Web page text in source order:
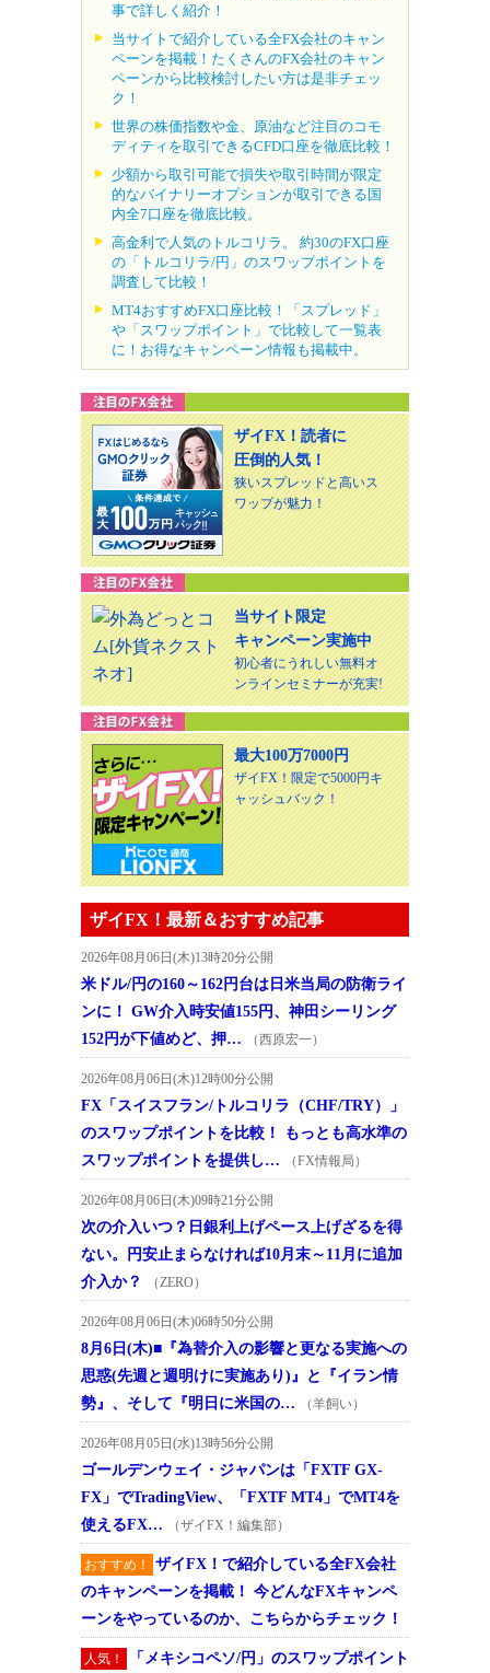
事で詳しく紹介！
当サイトで紹介している全FX会社のキャン
ペーンを掲載！たくさんのFX会社のキャン
ペーンから比較検討したい方は是非チェッ
ク！
世界の株価指数や金、原油など注目のコモ
ディティを取引できるCFD口座を徹底比較！
少額から取引可能で損失や取引時間が限定
的なバイナリーオプションが取引できる国
内全7口座を徹底比較。
高金利で人気のトルコリラ。 約30のFX口座
の「トルコリラ/円」のスワップポイントを
調査して比較！
MT4おすすめFX口座比較！「スプレッド」
や「スワップポイント」で比較して一覧表
に！お得なキャンペーン情報も掲載中。
ザイFX！読者に
圧倒的人気！
狭いスプレッドと高いス
ワップが魅力！
当サイト限定
キャンペーン実施中
初心者にうれしい無料オ
ンラインセミナーが充実!
最大100万7000円
ザイFX！限定で5000円キ
ャッシュバック！
ザイFX！最新＆おすすめ記事
2026年08月06日(木)13時20分公開
米ドル/円の160～162円台は日米当局の防衛ライ
ンに！ GW介入時安値155円、神田シーリング
152円が下値めど、押…
（西原宏一）
2026年08月06日(木)12時00分公開
FX「スイスフラン/トルコリラ（CHF/TRY）」
のスワップポイントを比較！ もっとも高水準の
スワップポイントを提供し…
（FX情報局）
2026年08月06日(木)09時21分公開
次の介入いつ？日銀利上げペース上げざるを得
ない。円安止まらなければ10月末～11月に追加
介入か？
（ZERO）
2026年08月06日(木)06時50分公開
8月6日(木)■『為替介入の影響と更なる実施への
思惑(先週と週明けに実施あり)』と『イラン情
勢』、そして『明日に米国の…
（羊飼い）
2026年08月05日(水)13時56分公開
ゴールデンウェイ・ジャパンは「FXTF GX-
FX」でTradingView、「FXTF MT4」でMT4を
使えるFX…
（ザイFX！編集部）
おすすめ！
ザイFX！で紹介している全FX会社
のキャンペーンを掲載！ 今どんなFXキャンペ
ーンをやっているのか、こちらからチェック！
人気！ 「メキシコペソ/円」のスワップポイント